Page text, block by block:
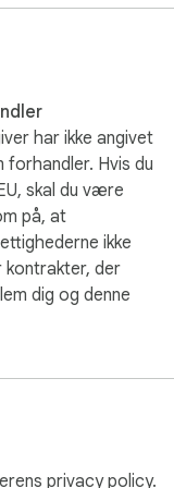
editoren, hvor du
ophavsrettigheder
er ikke licenseret
har ikke angivet
forhandler. Hvis du
skal du være
på, at
ikke
der
dig og denne
privacy policy.